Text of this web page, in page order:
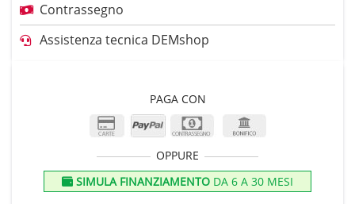
Contrassegno
Assistenza tecnica DEMshop
PAGA CON
OPPURE
SIMULA FINANZIAMENTO DA 6 A 30 MESI